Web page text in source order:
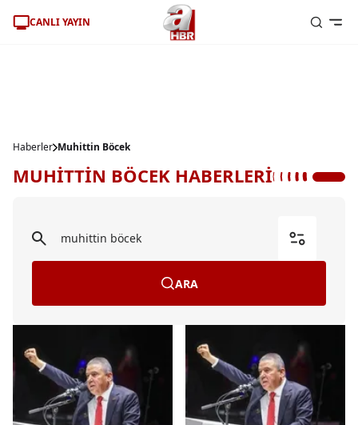
CANLI YAYIN
Haberler Muhittin Böcek
MUHİTTİN BÖCEK HABERLERİ
ARA